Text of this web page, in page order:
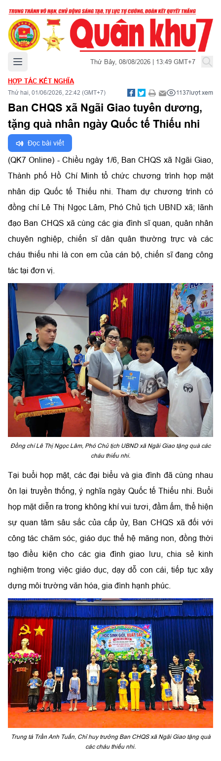
Mở menu chính Thứ Bảy, 08/08/2026 | 13:49 GMT+7
HỢP TÁC KẾT NGHĨA
Thứ hai, 01/06/2026, 22:42 (GMT+7) 1137lượt xem
Ban CHQS xã Ngãi Giao tuyên dương,
tặng quà nhân ngày Quốc tế Thiếu nhi
Đọc bài viết
(QK7 Online) - Chiều ngày 1/6, Ban CHQS xã Ngãi Giao,
Thành phố Hồ Chí Minh tổ chức chương trình họp mặt
nhân dịp Quốc tế Thiếu nhi. Tham dự chương trình có
đồng chí Lê Thị Ngọc Lâm, Phó Chủ tịch UBND xã; lãnh
đạo Ban CHQS xã cùng các gia đình sĩ quan, quân nhân
chuyên nghiệp, chiến sĩ dân quân thường trực và các
cháu thiếu nhi là con em của cán bộ, chiến sĩ đang công
tác tại đơn vị.
Đồng chí Lê Thị Ngọc Lâm, Phó Chủ tịch UBND xã Ngãi Giao tặng quà các
cháu thiếu nhi.
Tại buổi họp mặt, các đại biểu và gia đình đã cùng nhau
ôn lại truyền thống, ý nghĩa ngày Quốc tế Thiếu nhi. Buổi
họp mặt diễn ra trong không khí vui tươi, đầm ấm, thể hiện
sự quan tâm sâu sắc của cấp ủy, Ban CHQS xã đối với
công tác chăm sóc, giáo dục thế hệ măng non, đồng thời
tạo điều kiện cho các gia đình giao lưu, chia sẻ kinh
nghiệm trong việc giáo dục, dạy dỗ con cái, tiếp tục xây
dựng môi trường văn hóa, gia đình hạnh phúc.
Trung tá Trần Anh Tuấn, Chỉ huy trưởng Ban CHQS xã Ngãi Giao tặng quà
các cháu thiếu nhi.